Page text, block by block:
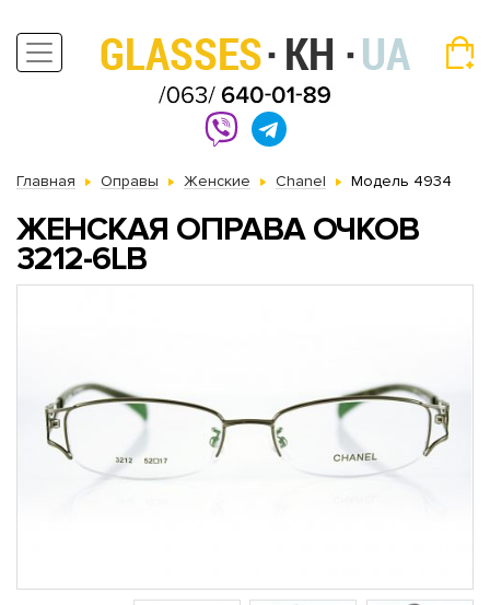
Главная Оправы Женские Chanel Модель 4934
ЖЕНСКАЯ ОПРАВА ОЧКОВ
3212-6LB